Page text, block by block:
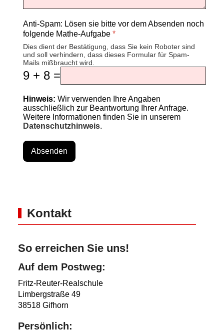
Anti-Spam: Lösen sie bitte vor dem Absenden noch
folgende Mathe-Aufgabe*
Dies dient der Bestätigung, dass Sie kein Roboter sind
und soll verhindern, dass dieses Formular für Spam-
Mails mißbraucht wird.
9 + 8 =
Hinweis: Wir verwenden Ihre Angaben
ausschließlich zur Beantwortung Ihrer Anfrage.
Weitere Informationen finden Sie in unserem
Datenschutzhinweis.
Absenden
Kontakt
So erreichen Sie uns!
Auf dem Postweg:
Fritz-Reuter-Realschule
Limbergstraße 49
38518 Gifhorn
Persönlich: